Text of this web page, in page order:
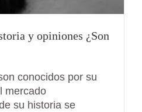
y opiniones ¿Son
conocidos por su
mercado
su historia se